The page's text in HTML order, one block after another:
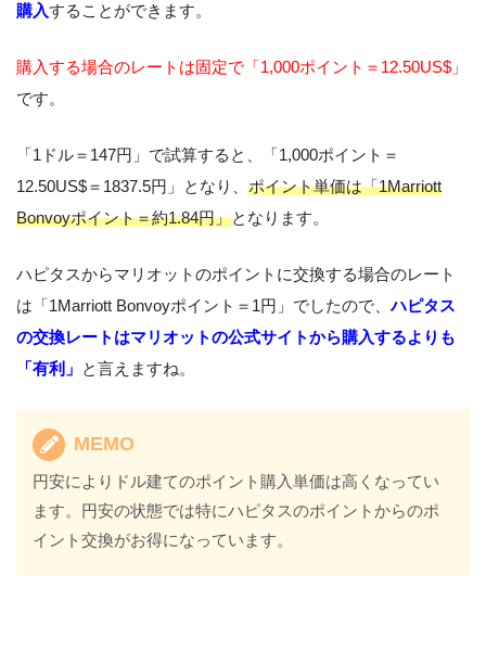
購入することができます。
購入する場合のレートは固定で「1,000ポイント＝12.50US$」
です。
「1ドル＝147円」で試算すると、「1,000ポイント＝
12.50US$＝1837.5円」となり、 ポイント単価は「1Marriott
Bonvoyポイント＝約1.84円」となります。
ハピタスからマリオットのポイントに交換する場合のレート
は「1Marriott Bonvoyポイント＝1円」でしたので、ハピタス
の交換レートはマリオットの公式サイトから購入するよりも
「有利」 と言えますね。
MEMO
円安によりドル建てのポイント購入単価は高くなってい
ます。円安の状態では特にハピタスのポイントからのポ
イント交換がお得になっています。